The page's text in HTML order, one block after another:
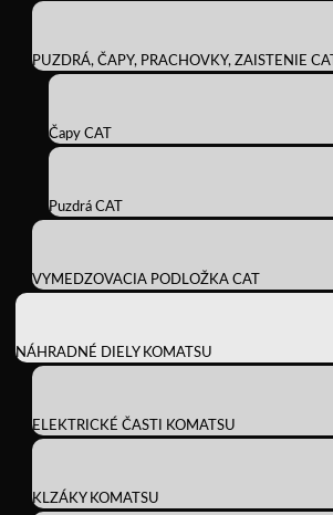
PUZDRÁ, ČAPY, PRACHOVKY, ZAISTENIE CAT
Čapy CAT
Puzdrá CAT
VYMEDZOVACIA PODLOŽKA CAT
NÁHRADNÉ DIELY KOMATSU
ELEKTRICKÉ ČASTI KOMATSU
KLZÁKY KOMATSU